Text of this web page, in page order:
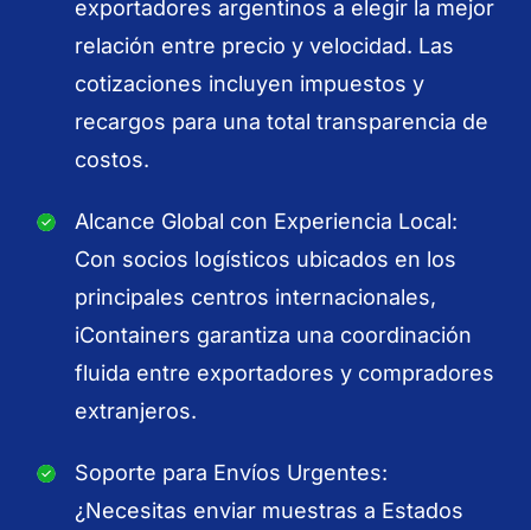
exportadores argentinos a elegir la mejor
relación entre precio y velocidad. Las
cotizaciones incluyen impuestos y
recargos para una total transparencia de
costos.
Alcance Global con Experiencia Local:
Con socios logísticos ubicados en los
principales centros internacionales,
iContainers garantiza una coordinación
fluida entre exportadores y compradores
extranjeros.
Soporte para Envíos Urgentes:
¿Necesitas enviar muestras a Estados